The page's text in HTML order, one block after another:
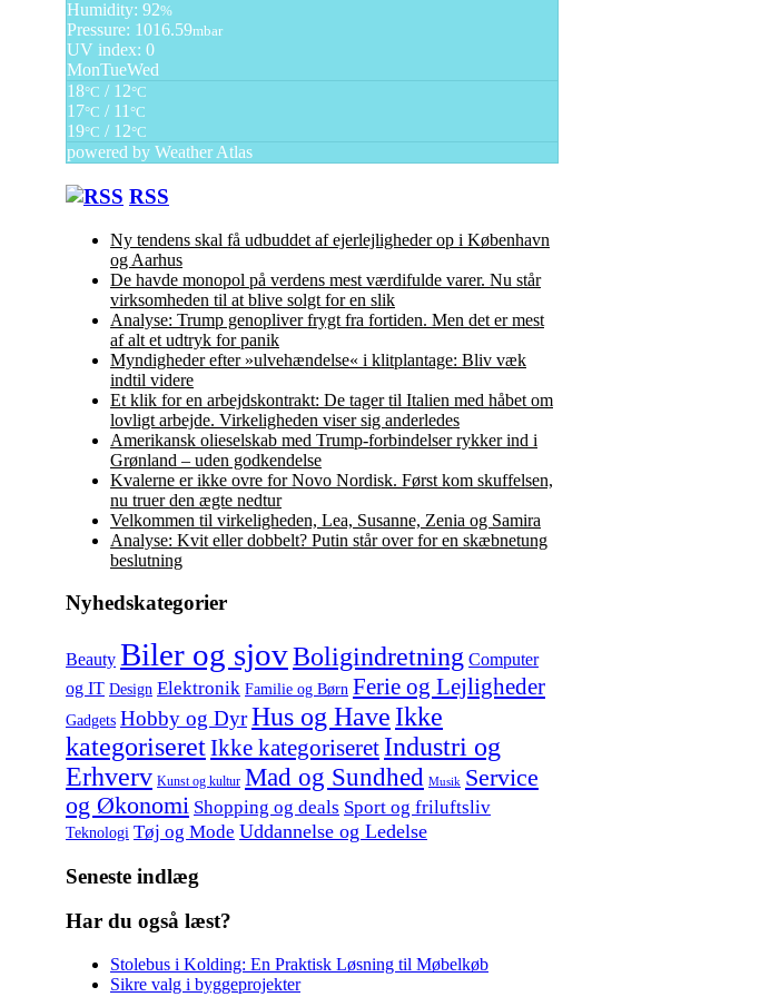
Humidity: 92%
Pressure: 1016.59mbar
UV index: 0
MonTueWed
18°C / 12°C
17°C / 11 °C
19°C / 12°C
powered by Weather Atlas
RSS
Ny tendens skal få udbuddet af ejerlejligheder op i København
og Aarhus
De havde monopol på verdens mest værdifulde varer. Nu står
virksomheden til at blive solgt for en slik
Analyse: Trump genopliver frygt fra fortiden. Men det er mest
af alt et udtryk for panik
Myndigheder efter »ulvehændelse« i klitplantage: Bliv væk
indtil videre
Et klik for en arbejdskontrakt: De tager til Italien med håbet om
lovligt arbejde. Virkeligheden viser sig anderledes
Amerikansk olieselskab med Trump-forbindelser rykker ind i
Grønland – uden godkendelse
Kvalerne er ikke ovre for Novo Nordisk. Først kom skuffelsen,
nu truer den ægte nedtur
Velkommen til virkeligheden, Lea, Susanne, Zenia og Samira
Analyse: Kvit eller dobbelt? Putin står over for en skæbnetung
beslutning
Nyhedskategorier
Beauty Biler og sjovBoligindretning Computer
og IT Design Elektronik Familie og Børn Ferie og Lejligheder
Gadgets Hobby og DyrHus og Have Ikke
kategoriseretIkke kategoriseret Industri og
Erhverv Kunst og kultur Mad og Sundhed Musik Service
og Økonomi Shopping og deals Sport og friluftsliv
Teknologi Tøj og Mode Uddannelse og Ledelse
Seneste indlæg
Har du også læst?
Stolebus i Kolding: En Praktisk Løsning til Møbelkøb
Sikre valg i byggeprojekter